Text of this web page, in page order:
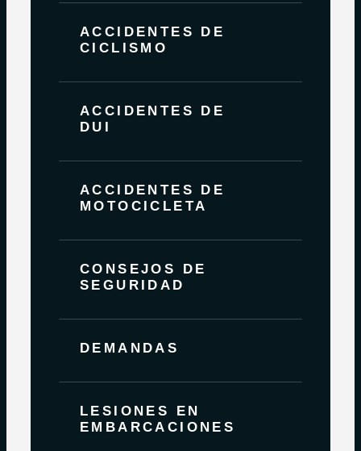
ACCIDENTES DE
CICLISMO
ACCIDENTES DE
DUI
ACCIDENTES DE
MOTOCICLETA
CONSEJOS DE
SEGURIDAD
DEMANDAS
LESIONES EN
EMBARCACIONES